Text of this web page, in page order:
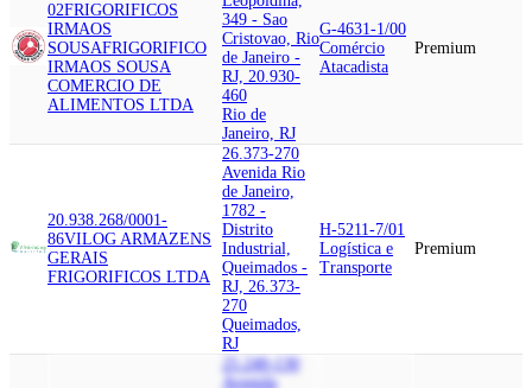
02FRIGORIFICOS
IRMAOS
SOUSAFRIGORIFICO
IRMAOS SOUSA
COMERCIO DE
ALIMENTOS LTDA
349 - Sao
Cristovao, Rio
de Janeiro -
RJ, 20.930-
460
Rio de
Janeiro, RJ
G-4631-1/00
Comércio
Atacadista
Premium
20.938.268/0001-
86VILOG ARMAZENS
GERAIS
FRIGORIFICOS LTDA
26.373-270
Avenida Rio
de Janeiro,
1782 -
Distrito
Industrial,
Queimados -
RJ, 26.373-
270
Queimados,
RJ
H-5211-7/01
Logística e
Transporte
Premium
25.240-130
Avenida